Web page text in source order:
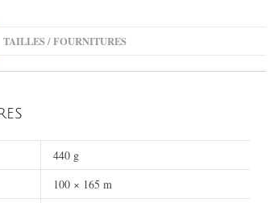
TAILLES / FOURNITURES
440 g
100 × 165 m